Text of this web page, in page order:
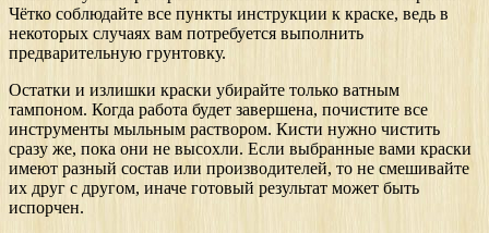
Чётко соблюдайте все пункты инструкции к краске, ведь в
некоторых случаях вам потребуется выполнить
предварительную грунтовку.
Остатки и излишки краски убирайте только ватным
тампоном. Когда работа будет завершена, почистите все
инструменты мыльным раствором. Кисти нужно чистить
сразу же, пока они не высохли. Если выбранные вами краски
имеют разный состав или производителей, то не смешивайте
их друг с другом, иначе готовый результат может быть
испорчен.